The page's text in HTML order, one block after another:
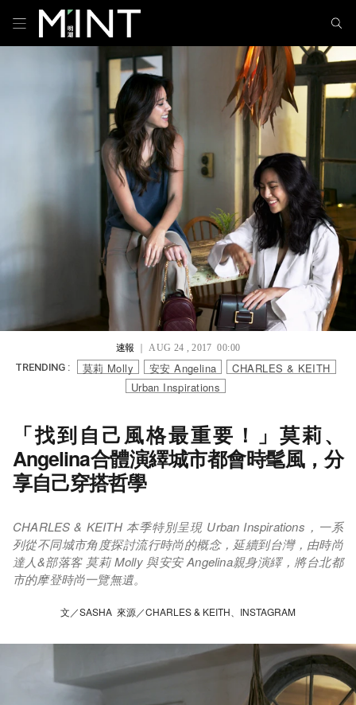
速報 ｜ AUG 24 , 2017 00:00
TRENDING : 莫莉 Molly 安安 Angelina
CHARLES & KEITH
Urban Inspirations
「找到自己風格最重要！」莫莉、
Angelina合體演繹城市都會時髦風，分
享自己穿搭哲學
CHARLES & KEITH 本季特別呈現 Urban Inspirations，一系
列從不同城市角度探討流行時尚的概念，延續到台灣，由時尚
達人&部落客 莫莉 Molly 與安安 Angelina親身演繹，將台北都
市的摩登時尚一覽無遺。
文／SASHA 來源／CHARLES & KEITH、INSTAGRAM